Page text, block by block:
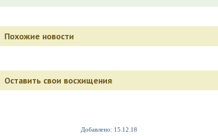
Добавлено: 15.12.18
Похожие новости
Оставить свои восхищения